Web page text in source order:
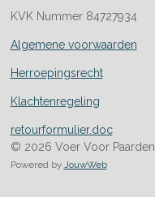
KVK Nummer 84727934
Algemene voorwaarden
Herroepingsrecht
Klachtenregeling
retourformulier.doc
© 2026 Voer Voor Paarden
Powered by JouwWeb